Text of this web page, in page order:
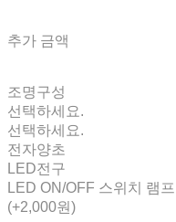
추가 금액
조명구성
선택하세요.
선택하세요.
전자양초
LED전구
LED ON/OFF 스위치 램프
(+2,000원)